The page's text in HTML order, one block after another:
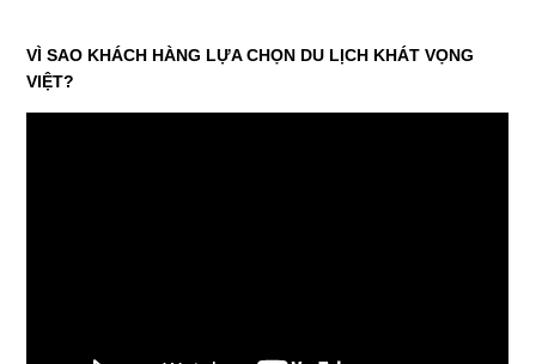
VÌ SAO KHÁCH HÀNG LỰA CHỌN DU LỊCH KHÁT VỌNG
VIỆT?